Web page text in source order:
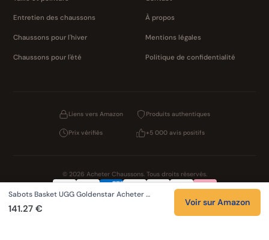
Entretien des chaussons
Chaussons pour l'hiver
Chaussons pour l'été
À propos
Mentions légales
Politique de confidentialité
Liens vers Amazon Produits authentiques
Prix vérifiés +5 000 avis positifs
© 2026 Acheter Chaussons. Tous droits réservés.
Confidentialité CGV CookiesMentions légales
Sabots Basket UGG Goldenstar Acheter …
141.27 €
Voir sur Amazon